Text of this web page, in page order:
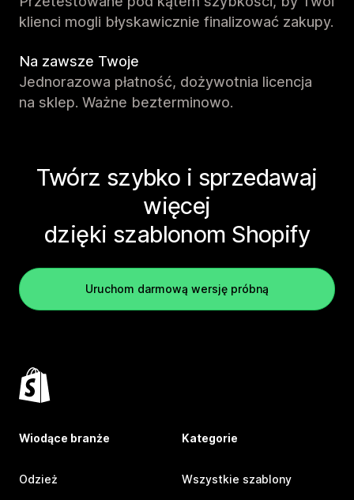
klienci mogli błyskawicznie finalizować zakupy.
Na zawsze Twoje
Jednorazowa płatność, dożywotnia licencja
na sklep. Ważne bezterminowo.
Twórz szybko i sprzedawaj
więcej
dzięki szablonom Shopify
Uruchom darmową wersję próbną
Wiodące branże
Odzież
Kategorie
Wszystkie szablony